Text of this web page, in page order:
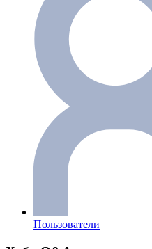
Пользователи